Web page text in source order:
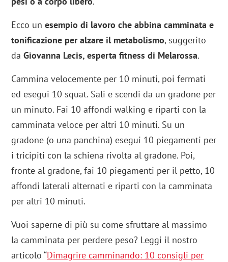
Ecco unesempio di lavoro che abbina camminata e
tonificazione per alzare il metabolismo, suggerito
daGiovanna Lecis, esperta fitness di Melarossa.
Cammina velocemente per 10 minuti, poi fermati
ed esegui 10 squat. Sali e scendi da un gradone per
un minuto. Fai 10 affondi walking e riparti con la
camminata veloce per altri 10 minuti. Su un
gradone (o una panchina) esegui 10 piegamenti per
i tricipiti con la schiena rivolta al gradone. Poi,
fronte al gradone, fai 10 piegamenti per il petto, 10
affondi laterali alternati e riparti con la camminata
per altri 10 minuti.
Vuoi saperne di più su come sfruttare al massimo
la camminata per perdere peso? Leggi il nostro
articolo “Dimagrire camminando: 10 consigli per